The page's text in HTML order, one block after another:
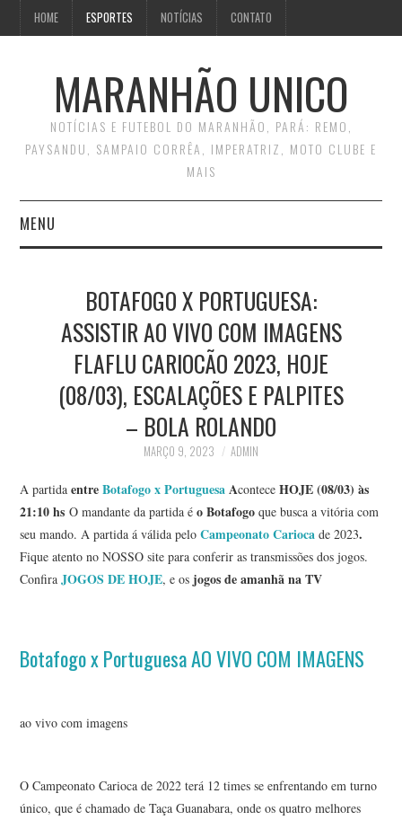
HOME ESPORTES NOTÍCIAS CONTATO
MARANHÃO UNICO
NOTÍCIAS E FUTEBOL DO MARANHÃO, PARÁ: REMO,
PAYSANDU, SAMPAIO CORRÊA, IMPERATRIZ, MOTO CLUBE E
MAIS
MENU
CONTATOBOTAFOGO X PORTUGUESA:
ASSISTIR AO VIVO COM IMAGENS
FLAFLU CARIOCÃO 2023, HOJE
(08/03), ESCALAÇÕES E PALPITES
– BOLA ROLANDO
MARÇO 9, 2023 ADMIN
A partidaentreBotafogo x PortuguesaAcontece HOJE (08/03) às
21:10 hs O mandante da partida éo Botafogoque busca a vitória com
seu mando. A partida á válida peloCampeonato Carioca de 2023.
Fique atento no NOSSO site para conferir as transmissões dos jogos.
ConfiraJOGOS DE HOJE, e os jogos de amanhã na TV
Botafogo x Portuguesa AO VIVO COM IMAGENS
ao vivo com imagens
O Campeonato Carioca de 2022 terá 12 times se enfrentando em turno
único, que é chamado de Taça Guanabara, onde os quatro melhores